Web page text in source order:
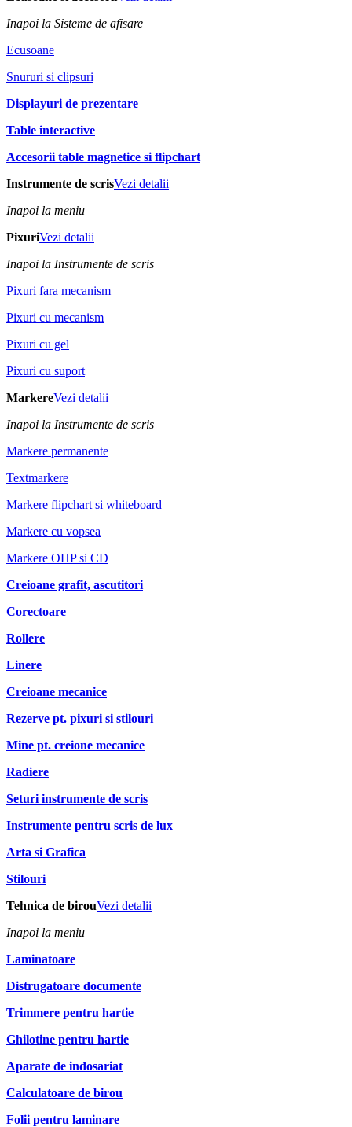
Inapoi la Sisteme de afisare
Ecusoane
Snururi si clipsuri
Displayuri de prezentare
Table interactive
Accesorii table magnetice si flipchart
Instrumente de scrisVezi detalii
Inapoi la meniu
PixuriVezi detalii
Inapoi la Instrumente de scris
Pixuri fara mecanism
Pixuri cu mecanism
Pixuri cu gel
Pixuri cu suport
MarkereVezi detalii
Inapoi la Instrumente de scris
Markere permanente
Textmarkere
Markere flipchart si whiteboard
Markere cu vopsea
Markere OHP si CD
Creioane grafit, ascutitori
Corectoare
Rollere
Linere
Creioane mecanice
Rezerve pt. pixuri si stilouri
Mine pt. creione mecanice
Radiere
Seturi instrumente de scris
Instrumente pentru scris de lux
Arta si Grafica
Stilouri
Tehnica de birouVezi detalii
Inapoi la meniu
Laminatoare
Distrugatoare documente
Trimmere pentru hartie
Ghilotine pentru hartie
Aparate de indosariat
Calculatoare de birou
Folii pentru laminare